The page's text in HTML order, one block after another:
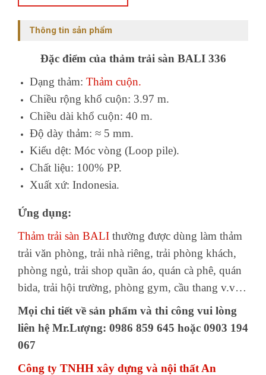
Thông tin sản phẩm
Đặc điểm của thảm trải sàn BALI 336
Dạng thảm: Thảm cuộn.
Chiều rộng khổ cuộn: 3.97 m.
Chiều dài khổ cuộn: 40 m.
Độ dày thảm: ≈ 5 mm.
Kiểu dệt: Móc vòng (Loop pile).
Chất liệu: 100% PP.
Xuất xứ: Indonesia.
Ứng dụng:
Thảm trải sàn BALI thường được dùng làm thảm
trải văn phòng, trải nhà riêng, trải phòng khách,
phòng ngủ, trải shop quần áo, quán cà phê, quán
bida, trải hội trường, phòng gym, cầu thang v.v…
Mọi chi tiết về sản phẩm và thi công vui lòng
liên hệ Mr.Lượng: 0986 859 645 hoặc 0903 194
067
Công ty TNHH xây dựng và nội thất An